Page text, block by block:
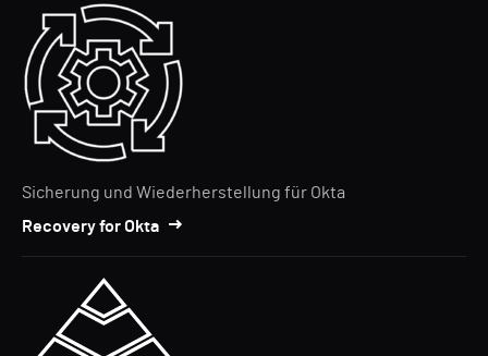
Sicherung und Wiederherstellung für Okta
Recovery for Okta